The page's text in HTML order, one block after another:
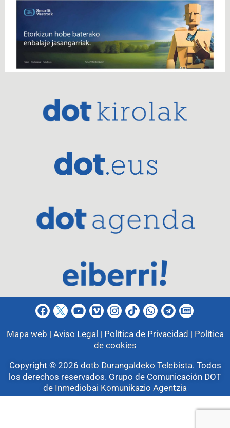
Mapa web | Aviso Legal | Política de Privacidad | Política
de cookies
Copyright © 2026 dotb Durangaldeko Telebista. Todos
los derechos reservados. Grupo de Comunicación DOT
de Inmediobai Komunikazio Agentzia